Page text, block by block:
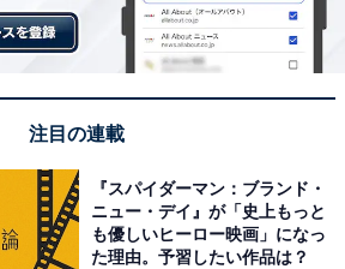
注目の連載
『スパイダーマン：ブランド・
ニュー・デイ』が「史上もっと
も優しいヒーロー映画」になっ
た理由。予習したい作品は？